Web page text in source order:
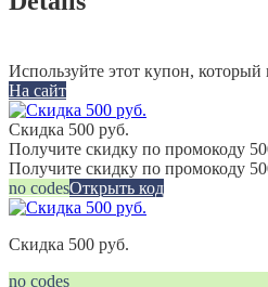
Используйте этот купон, который
На сайт
Скидка 500 руб.
Получите скидку по промокоду
Получите скидку по промокоду
no codesОткрыть код
Скидка 500 руб.
no codes